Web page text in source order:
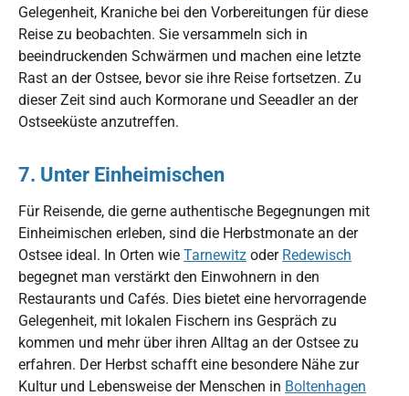
Gelegenheit, Kraniche bei den Vorbereitungen für diese
Reise zu beobachten. Sie versammeln sich in
beeindruckenden Schwärmen und machen eine letzte
Rast an der Ostsee, bevor sie ihre Reise fortsetzen. Zu
dieser Zeit sind auch Kormorane und Seeadler an der
Ostseeküste anzutreffen.
7. Unter Einheimischen
Für Reisende, die gerne authentische Begegnungen mit
Einheimischen erleben, sind die Herbstmonate an der
Ostsee ideal. In Orten wie Tarnewitz oder Redewisch
begegnet man verstärkt den Einwohnern in den
Restaurants und Cafés. Dies bietet eine hervorragende
Gelegenheit, mit lokalen Fischern ins Gespräch zu
kommen und mehr über ihren Alltag an der Ostsee zu
erfahren. Der Herbst schafft eine besondere Nähe zur
Kultur und Lebensweise der Menschen in Boltenhagen